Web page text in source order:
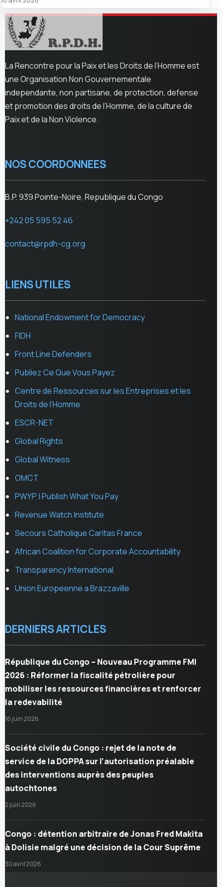
La Rencontre pour la Paix et les Droits de l’Homme est
une Organisation Non Gouvernementale
independante, non partisane, de protection, defense
et promotion des droits de l’Homme, de la culture de
Paix et de la Non Violence.
NOS COORDONNEES
B.P. 939 Pointe-Noire, Republique du Congo
+242 05 595 52 46
contact@rpdh-cg.org
LIENS UTILES
National Endowment for Democracy
FIDH
Front Line Defenders
Publiez Ce Que Vous Payez
Centre de Ressources sur les Entreprises et les
Droits de l’Homme
ESCR-NET
Global Rights
Global Witness
OMCT
PWYP | Publish What You Pay
Revenue Watch Institute
Secours Catholique Caritas France
African Coalition for Corporate Accountability
Transparency International
Union Europeenne a Brazzaville
DERNIERS ARTICLES
République du Congo – Nouveau Programme FMI
2026 : Réformer la fiscalité pétrolière pour
mobiliser les ressources financières et renforcer
la redevabilité
16 juin 2026
Société civile du Congo : rejet de la note de
service de la DGPPA sur l’autorisation préalable
des interventions auprès des peuples
autochtones
2 juin 2026
Congo : détention arbitraire de Jonas Fred Makita
à Dolisie malgré une décision de la Cour Suprême
30 avril 2026